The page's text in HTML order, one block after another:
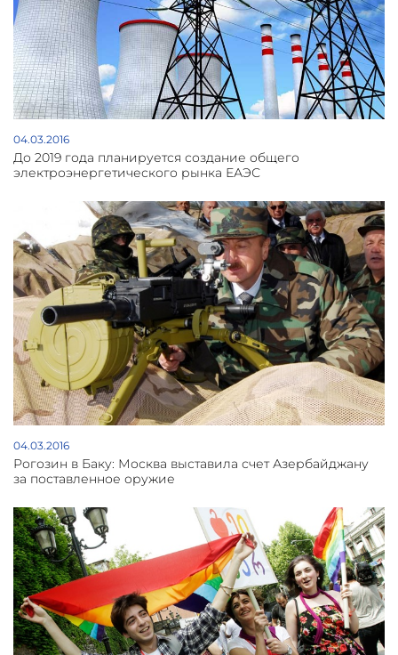
04.03.2016
До 2019 года планируется создание общего
электроэнергетического рынка ЕАЭС
04.03.2016
Рогозин в Баку: Москва выставила счет Азербайджану
за поставленное оружие